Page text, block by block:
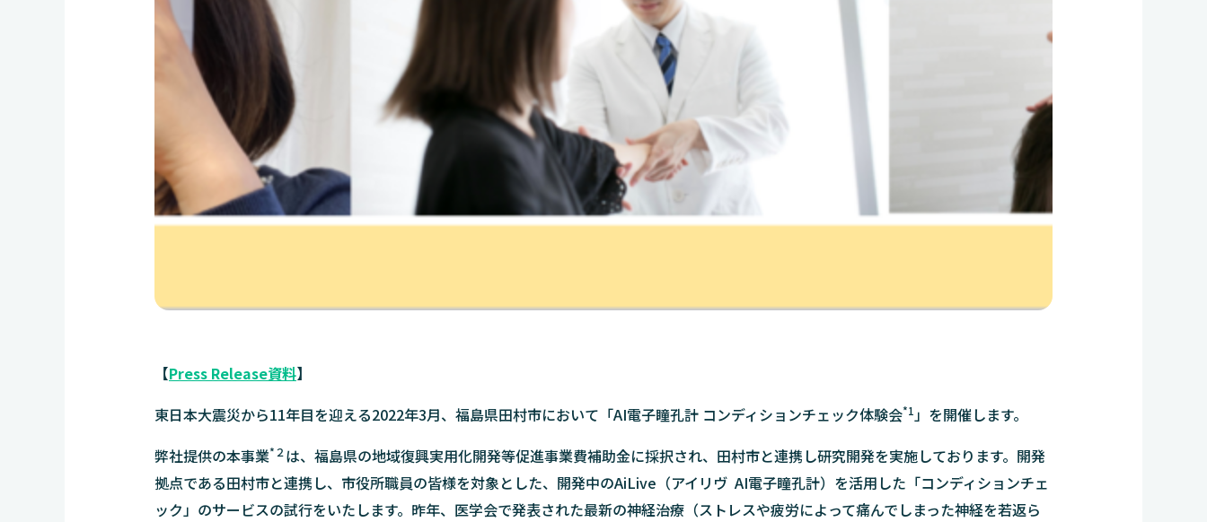
【Press Release資料】
東日本大震災から11年目を迎える2022年3月、福島県田村市において「AI電子瞳孔計 コンディションチェック体験会*1」を開催します。
弊社提供の本事業*２ は、福島県の地域復興実用化開発等促進事業費補助金に採択され、田村市と連携し研究開発を実施しております。開発
拠点である田村市と連携し、市役所職員の皆様を対象とした、開発中のAiLive（アイリヴ AI電子瞳孔計）を活用した「コンディションチェ
ック」のサービスの試行をいたします。昨年、医学会で発表された最新の神経治療（ストレスや疲労によって痛んでしまった神経を若返ら